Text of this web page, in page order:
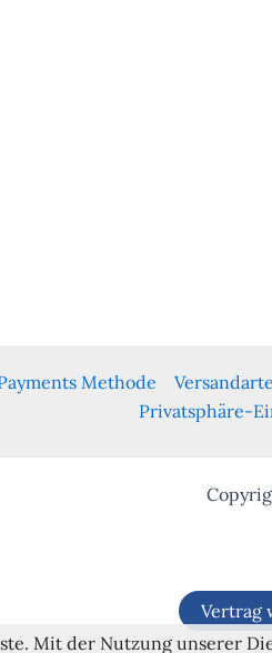
Methode
Privatsphäre-
Vertrag
Mit der Nutzung unserer